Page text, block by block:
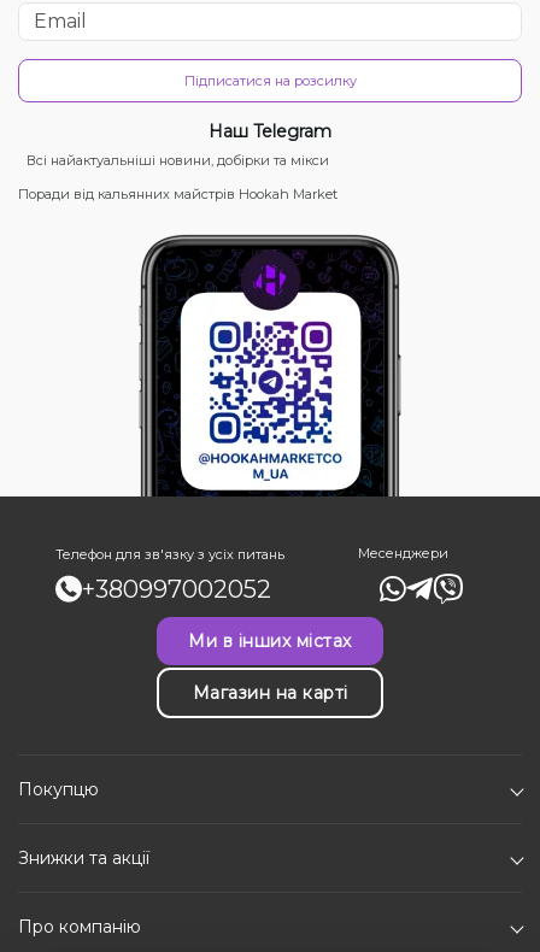
Підписатися на розсилку
Наш Telegram
Всі найактуальніші новини, добірки та мікси
Поради від кальянних майстрів Hookah Market
Телефон для зв'язку з усіх питань
+380997002052
Месенджери
Ми в інших містах
Магазин на карті
Покупцю
Знижки та акції
Про компанію